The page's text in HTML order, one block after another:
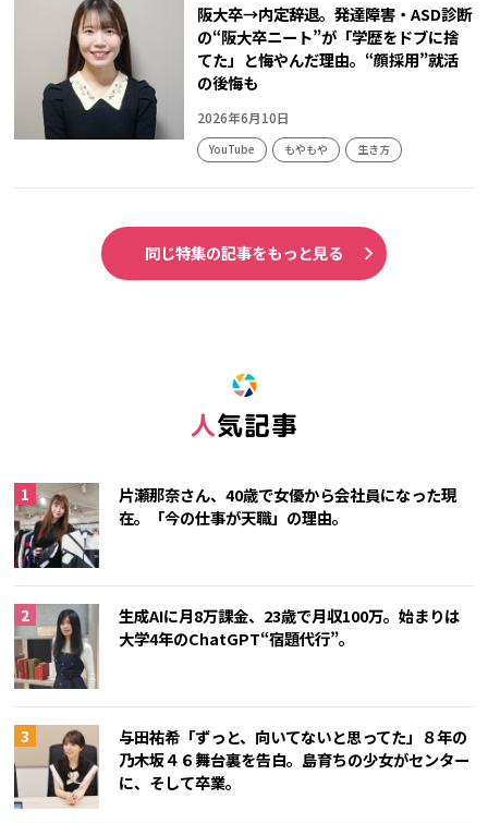
阪大卒→内定辞退。発達障害・ASD診断
の“阪大卒ニート”が「学歴をドブに捨
てた」と悔やんだ理由。“顔採用”就活
の後悔も
2026年6月10日
YouTube もやもや 生き方
同じ特集の記事をもっと見る
人気記事
片瀬那奈さん、40歳で女優から会社員になった現
在。「今の仕事が天職」の理由。
生成AIに月8万課金、23歳で月収100万。始まりは
大学4年のChatGPT“宿題代行”。
与田祐希「ずっと、向いてないと思ってた」８年の
乃木坂４６舞台裏を告白。島育ちの少女がセンター
に、そして卒業。